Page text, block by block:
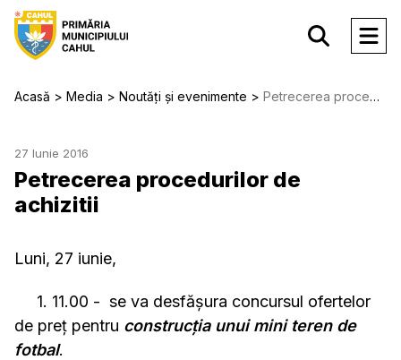
Acasă Media Noutăți și evenimente Petrecerea procedurilor de achizitii
27 Iunie 2016
Petrecerea procedurilor de
achizitii
Luni, 27 iunie,
1. 11.00 - se va desfășura concursul ofertelor
de preț pentru construcția unui mini teren de
fotbal.